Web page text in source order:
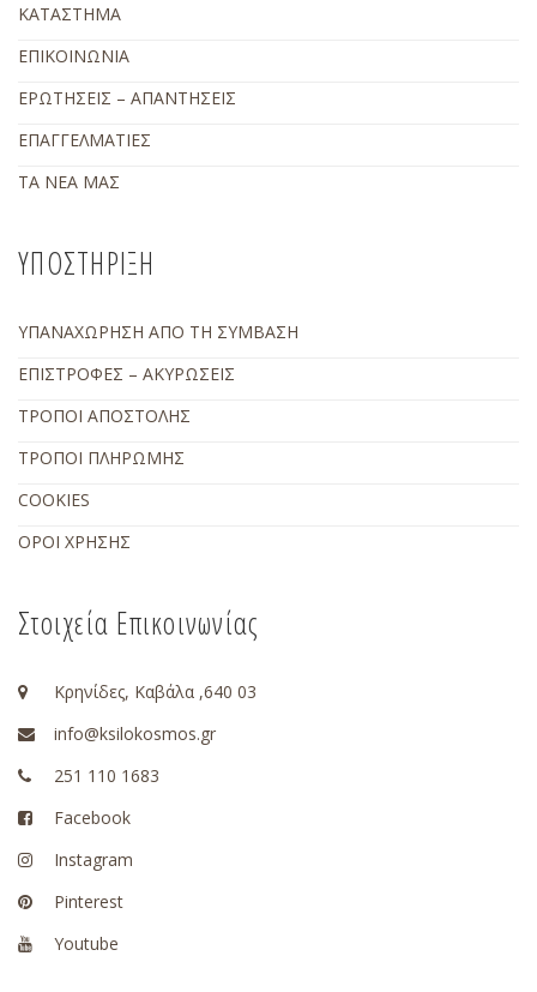
ΚΑΤΑΣΤΗΜΑ
ΕΠΙΚΟΙΝΩΝΙΑ
ΕΡΩΤΗΣΕΙΣ – ΑΠΑΝΤΗΣΕΙΣ
ΕΠΑΓΓΕΛΜΑΤΙΕΣ
ΤΑ ΝΕΑ ΜΑΣ
ΥΠΟΣΤΗΡΙΞΗ
ΥΠΑΝΑΧΩΡΗΣΗ ΑΠΟ ΤΗ ΣΥΜΒΑΣΗ
ΕΠΙΣΤΡΟΦΕΣ – ΑΚΥΡΩΣΕΙΣ
ΤΡΟΠΟΙ ΑΠΟΣΤΟΛΗΣ
ΤΡΟΠΟΙ ΠΛΗΡΩΜΗΣ
COOKIES
ΟΡΟΙ ΧΡΗΣΗΣ
Στοιχεία Επικοινωνίας
Κρηνίδες, Καβάλα ,640 03
info@ksilokosmos.gr
251 110 1683
Facebook
Instagram
Pinterest
Youtube